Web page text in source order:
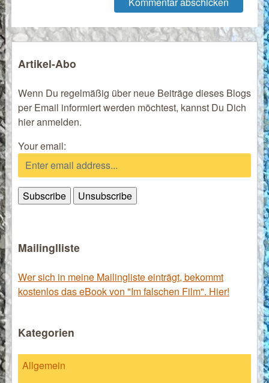
Artikel-Abo
Wenn Du regelmäßig über neue Beiträge dieses Blogs
per Email informiert werden möchtest, kannst Du Dich
hier anmelden.
Your email:
Mailinglliste
Wer sich in meine Mailingliste einträgt, bekommt
kostenlos das eBook von "Im falschen Film". Hier!
Kategorien
Allgemein